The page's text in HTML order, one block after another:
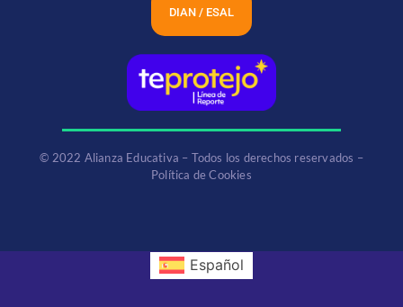
DIAN / ESAL
© 2022 Alianza Educativa – Todos los derechos reservados –
Política de Cookies
Español